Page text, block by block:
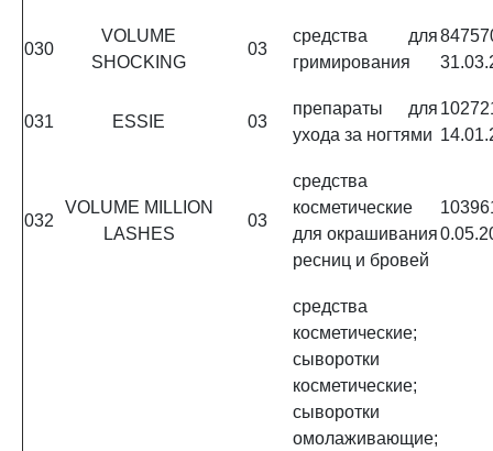
030
VOLUME
SHOCKING
03
средства для
гримирования
031 ESSIE 03
препараты для
ухода за ногтями
032
VOLUME MILLION
LASHES
03
средства
косметические
для окрашивания
ресниц и бровей
средства
косметические;
сыворотки
косметические;
сыворотки
омолаживающие;